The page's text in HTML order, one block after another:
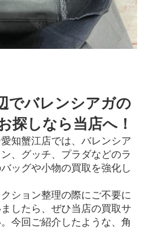
でバレンシアガの
探しなら当店へ！
知蟹江店では、バレンシア
、グッチ、プラダなどのラ
ッグや小物の買取を強化し
ション整理の際にご不要に
したら、ぜひ当店の買取サ
今回ご紹介したような、角